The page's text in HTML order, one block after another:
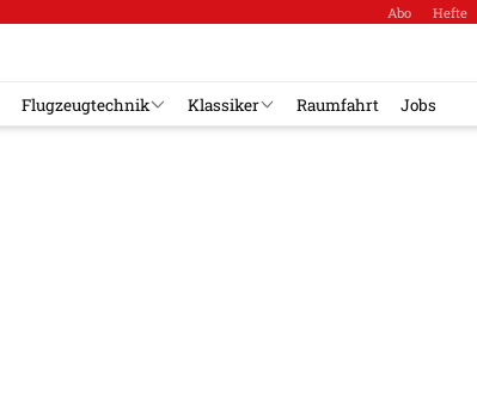
Abo Hefte
Flugzeugtechnik Klassiker Raumfahrt Jobs